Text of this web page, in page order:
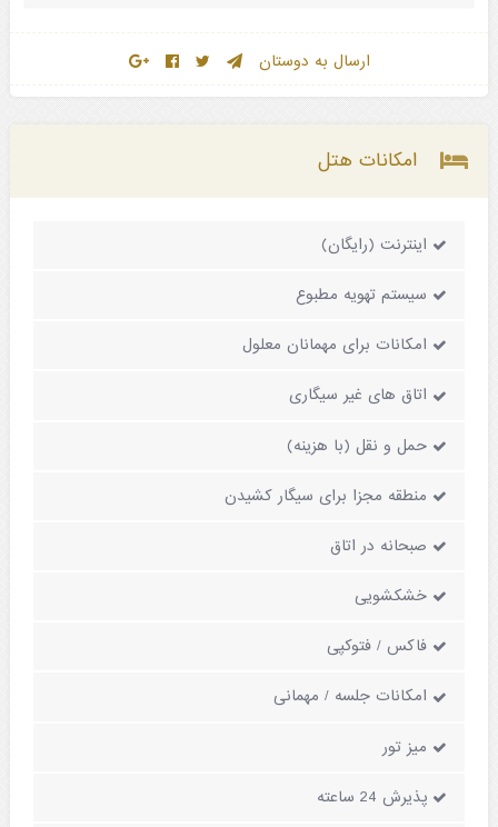
ارسال به دوستان
امکانات هتل
اینترنت (رایگان)
سیستم تهویه مطبوع
امکانات برای مهمانان معلول
اتاق های غیر سیگاری
حمل و نقل (با هزینه)
منطقه مجزا برای سیگار کشیدن
صبحانه در اتاق
خشکشویی
فاکس / فتوکپی
امکانات جلسه / مهمانی
میز تور
پذیرش 24 ساعته